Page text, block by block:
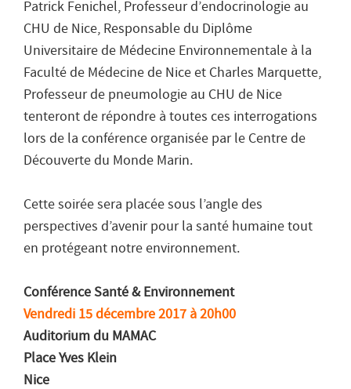
Patrick Fenichel, Professeur d’endocrinologie au
CHU de Nice, Responsable du Diplôme
Universitaire de Médecine Environnementale à la
Faculté de Médecine de Nice et Charles Marquette,
Professeur de pneumologie au CHU de Nice
tenteront de répondre à toutes ces interrogations
lors de la conférence organisée par le Centre de
Découverte du Monde Marin.
Cette soirée sera placée sous l’angle des
perspectives d’avenir pour la santé humaine tout
en protégeant notre environnement.
Conférence Santé & Environnement
Vendredi 15 décembre 2017 à 20h00
Auditorium du MAMAC
Place Yves Klein
Nice